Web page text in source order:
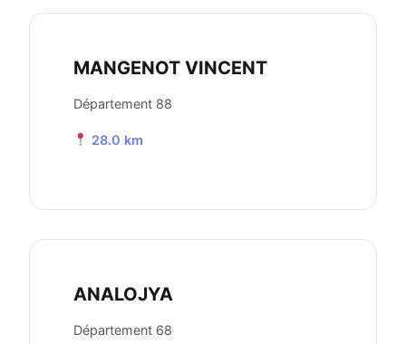
MANGENOT VINCENT
Département 88
28.0 km
ANALOJYA
Département 68